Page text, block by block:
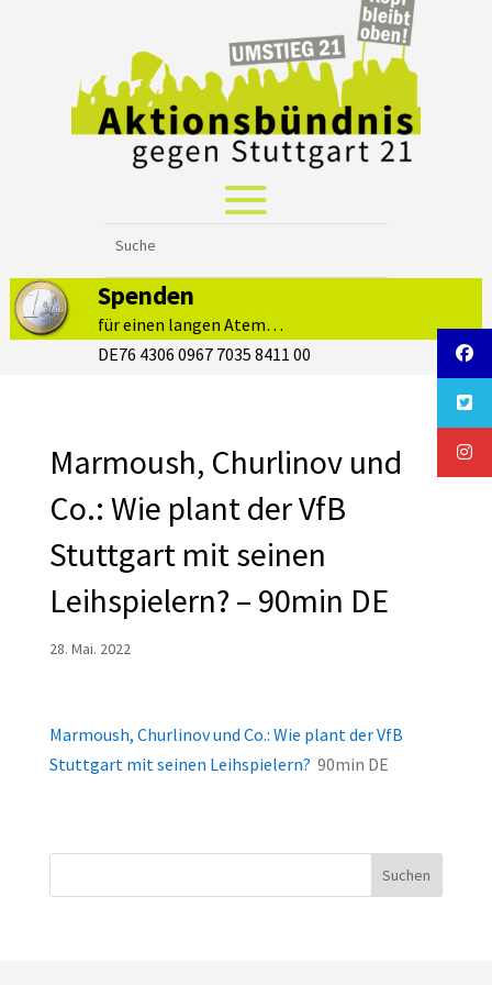
Spenden
für einen langen Atem…
DE76 4306 0967 7035 8411 00
Marmoush, Churlinov und
Co.: Wie plant der VfB
Stuttgart mit seinen
Leihspielern? – 90min DE
28. Mai. 2022
Marmoush, Churlinov und Co.: Wie plant der VfB
Stuttgart mit seinen Leihspielern? 90min DE
Suchen